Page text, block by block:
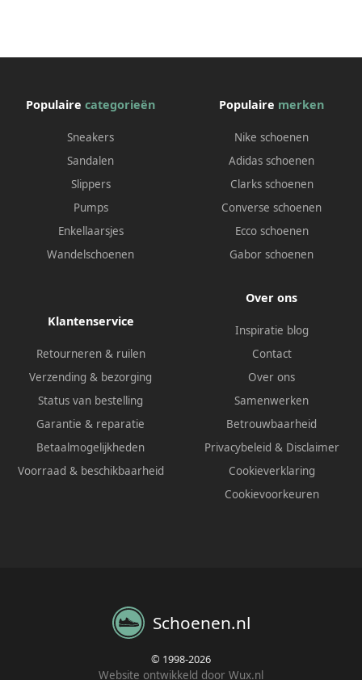
Populaire categorieën
Sneakers
Sandalen
Slippers
Pumps
Enkellaarsjes
Wandelschoenen
Populaire merken
Nike schoenen
Adidas schoenen
Clarks schoenen
Converse schoenen
Ecco schoenen
Gabor schoenen
Klantenservice
Retourneren & ruilen
Verzending & bezorging
Status van bestelling
Garantie & reparatie
Betaalmogelijkheden
Voorraad & beschikbaarheid
Over ons
Inspiratie blog
Contact
Over ons
Samenwerken
Betrouwbaarheid
Privacybeleid & Disclaimer
Cookieverklaring
Cookievoorkeuren
Schoenen.nl
© 1998-2026
Website ontwikkeld door Wux.nl